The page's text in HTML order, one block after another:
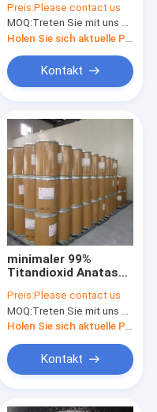
Preis:Please contact us
MOQ:Treten Sie mit uns bitte in Verbindung
Kontakt
minimaler 99%
Titandioxid Anatase-
CAS 13463 67 7
Preis:Please contact us
MOQ:Treten Sie mit uns bitte in Verbindung
Kontakt